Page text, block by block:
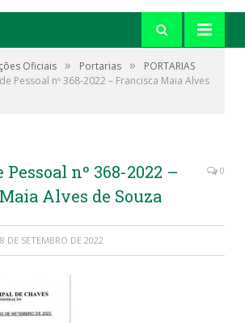
Oficiais » Portarias »
PORTARIAS
Pessoal nº 368-2022 – Francisca Maia Alves
nº 368-2022 –
Alves de Souza
0
DE SETEMBRO DE 2022